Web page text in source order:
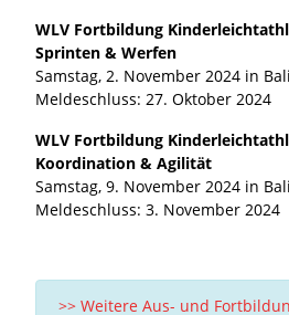
WLV Fortbildung
Sprinten & Werfen
Samstag, 2. November 2024 in
Meldeschluss: 27. Oktober 2024
WLV Fortbildung
Koordination & Agilität
Samstag, 9. November 2024 in
Meldeschluss: 3. November 2024
>> Weitere Aus- und